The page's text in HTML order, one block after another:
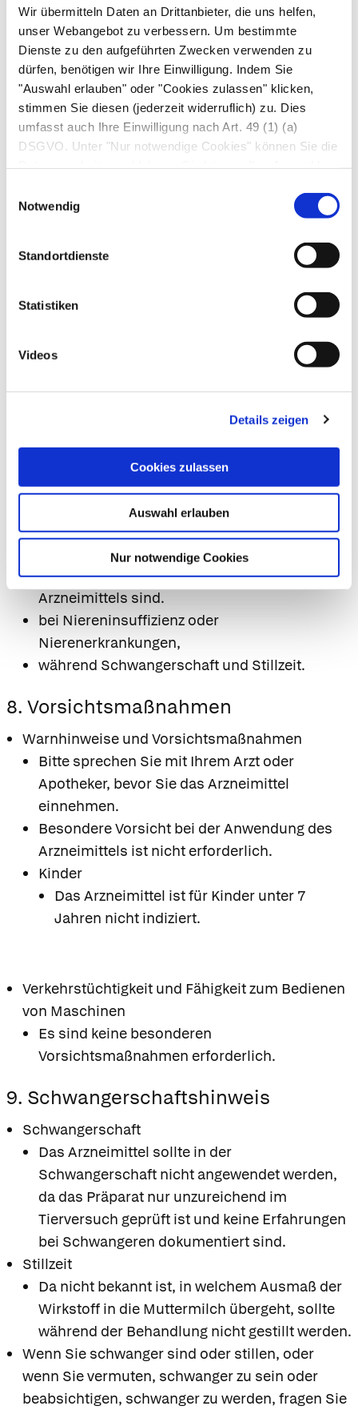
Wir übermitteln Daten an Drittanbieter, die uns helfen,
unser Webangebot zu verbessern. Um bestimmte
Dienste zu den aufgeführten Zwecken verwenden zu
dürfen, benötigen wir Ihre Einwilligung. Indem Sie
"Auswahl erlauben" oder "Cookies zulassen" klicken,
stimmen Sie diesen (jederzeit widerruflich) zu. Dies
umfasst auch Ihre Einwilligung nach Art. 49 (1) (a)
DSGVO. Unter "Nur notwendige Cookies" können Sie die
Notwendig
Standortdienste
Statistiken
Videos
Details zeigen
Cookies zulassen
Auswahl erlauben
Nur notwendige Cookies
Arzneimittel kann durch die Anwendung von
Aescin verstärkt werden.
Die gleichzeitige Anwendung von
Aminoglykosiden (z. B. Gentamicin) ist zu
vermeiden, da nicht vollständig
auszuschließen ist, dass deren
nierenschädigende Wirkung erhöht werden
kann.
kann durch Antibiotika beeinträchtigt werden,
Konzentration an freiem Aescin im Blutserum.
gleichzeitig mit dem Arzneimittel angewendet
Informieren Sie Ihren Arzt oder Apotheker,
wenn Sie andere Arzneimittel einnehmen,
kürzlich andere Arzneimittel eingenommen /
angewendet haben oder beabsichtigen andere
7. Gegenanzeigen
Das Arzneimittel darf nicht eingenommen
werden,
wenn Sie allergisch gegen Aescin oder einen
der sonstigen Bestandteile dieses
Arzneimittels sind.
bei Niereninsuffizienz oder
Nierenerkrankungen,
während Schwangerschaft und Stillzeit.
8. Vorsichtsmaßnahmen
Warnhinweise und Vorsichtsmaßnahmen
Bitte sprechen Sie mit Ihrem Arzt oder
Apotheker, bevor Sie das Arzneimittel
einnehmen.
Besondere Vorsicht bei der Anwendung des
Arzneimittels ist nicht erforderlich.
Kinder
Das Arzneimittel ist für Kinder unter 7
Jahren nicht indiziert.
Verkehrstüchtigkeit und Fähigkeit zum Bedienen
von Maschinen
Es sind keine besonderen
Vorsichtsmaßnahmen erforderlich.
9. Schwangerschaftshinweis
Schwangerschaft
Das Arzneimittel sollte in der
Schwangerschaft nicht angewendet werden,
da das Präparat nur unzureichend im
Tierversuch geprüft ist und keine Erfahrungen
bei Schwangeren dokumentiert sind.
Stillzeit
Da nicht bekannt ist, in welchem Ausmaß der
Wirkstoff in die Muttermilch übergeht, sollte
während der Behandlung nicht gestillt werden.
Wenn Sie schwanger sind oder stillen, oder
wenn Sie vermuten, schwanger zu sein oder
beabsichtigen, schwanger zu werden, fragen Sie